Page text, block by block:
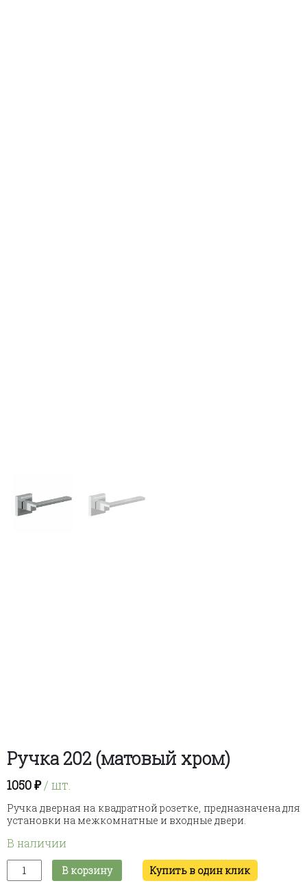
Ручка 202 (матовый хром)
1050₽/ шт.
Ручка дверная на квадратной розетке, предназначена для
установки на межкомнатные и входные двери.
В наличии
Количество
товара
В корзину Купить в один клик